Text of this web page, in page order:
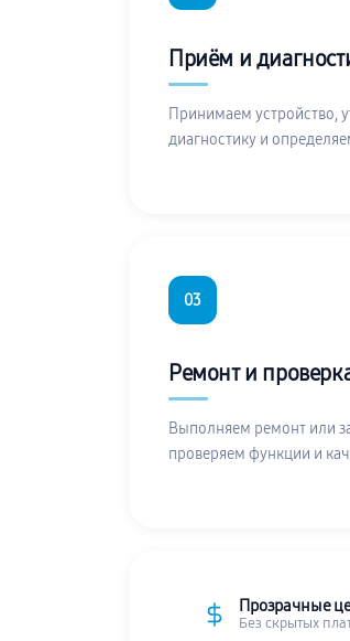
Приём и
Принимаем устройство,
диагностику и
03
Ремонт и
Выполняем ремонт или
проверяем функции и
Прозрачные
Без скрытых